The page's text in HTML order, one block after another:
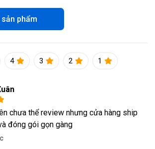
phẩm
4 3 2 1
chưa thể review nhưng cửa hàng ship
đóng gói gọn gàng